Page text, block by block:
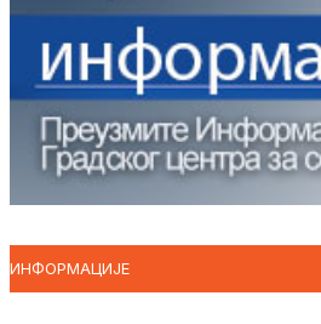
ИНФОРМАЦИЈЕ